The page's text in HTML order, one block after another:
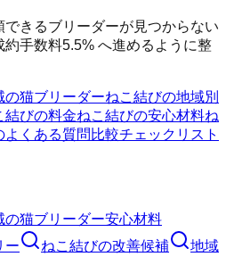
きるブリーダーが見つからない
手数料5.5% へ進めるように整
の猫ブリーダーねこ結びの地域別
結びの料金ねこ結びの安心材料ね
よくある質問 比較チェックリスト
の猫ブリーダー安心材料
ー ねこ結びの改善候補
地域